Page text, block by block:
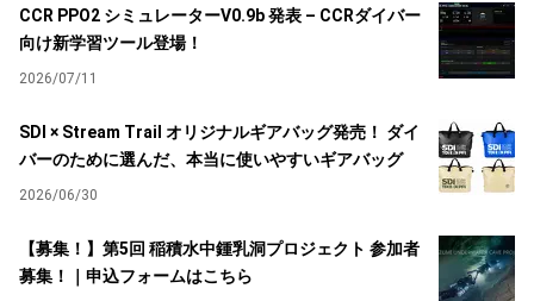
CCR PPO2 シミュレーターV0.9b 発表 – CCRダイバー
向け新学習ツール登場！
2026/07/11
SDI × Stream Trail オリジナルギアバッグ発売！ ダイ
バーのために選んだ、本当に使いやすいギアバッグ
2026/06/30
【募集！】第5回 稲積水中鍾乳洞プロジェクト 参加者
募集！｜申込フォームはこちら